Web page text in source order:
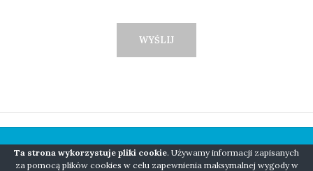
COPYRIGHT © 2018 NIANIO BORN TO BE WILD
Ta strona wykorzystuje pliki cookie. Używamy informacji zapisanych
za pomocą plików cookies w celu zapewnienia maksymalnej wygody w